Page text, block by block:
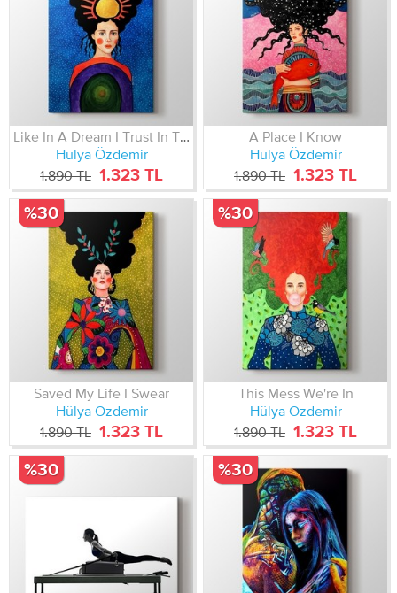
Like In A Dream I Trust In This
Hülya Özdemir
1.890 TL 1.323 TL
A Place I Know
Hülya Özdemir
1.890 TL 1.323 TL
Saved My Life I Swear
Hülya Özdemir
1.890 TL 1.323 TL
%30
This Mess We're In
Hülya Özdemir
1.890 TL 1.323 TL
%30
%30 %30